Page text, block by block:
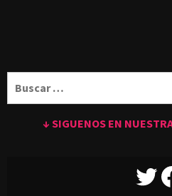
↓ SIGUENOS EN
TWITTER